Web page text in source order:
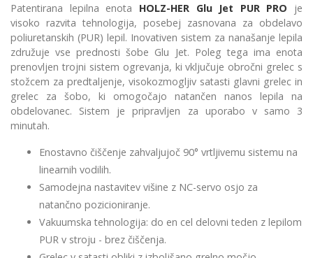
Patentirana lepilna enota HOLZ-HER Glu Jet PUR PRO je
visoko razvita tehnologija, posebej zasnovana za obdelavo
poliuretanskih (PUR) lepil. Inovativen sistem za nanašanje lepila
združuje vse prednosti šobe Glu Jet. Poleg tega ima enota
prenovljen trojni sistem ogrevanja, ki vključuje obročni grelec s
stožcem za predtaljenje, visokozmogljiv satasti glavni grelec in
grelec za šobo, ki omogočajo natančen nanos lepila na
obdelovanec. Sistem je pripravljen za uporabo v samo 3
minutah.
Enostavno čiščenje zahvaljujoč 90° vrtljivemu sistemu na
linearnih vodilih.
Samodejna nastavitev višine z NC-servo osjo za
natančno pozicioniranje.
Vakuumska tehnologija: do en cel delovni teden z lepilom
PUR v stroju - brez čiščenja.